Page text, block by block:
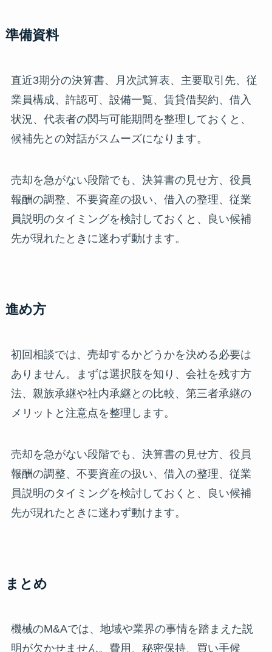
準備資料
直近3期分の決算書、月次試算表、主要取引先、従
業員構成、許認可、設備一覧、賃貸借契約、借入
状況、代表者の関与可能期間を整理しておくと、
候補先との対話がスムーズになります。
売却を急がない段階でも、決算書の見せ方、役員
報酬の調整、不要資産の扱い、借入の整理、従業
員説明のタイミングを検討しておくと、良い候補
先が現れたときに迷わず動けます。
進め方
初回相談では、売却するかどうかを決める必要は
ありません。まずは選択肢を知り、会社を残す方
法、親族承継や社内承継との比較、第三者承継の
メリットと注意点を整理します。
売却を急がない段階でも、決算書の見せ方、役員
報酬の調整、不要資産の扱い、借入の整理、従業
員説明のタイミングを検討しておくと、良い候補
先が現れたときに迷わず動けます。
まとめ
機械のM&Aでは、地域や業界の事情を踏まえた説
明が欠かせません。費用、秘密保持、買い手候